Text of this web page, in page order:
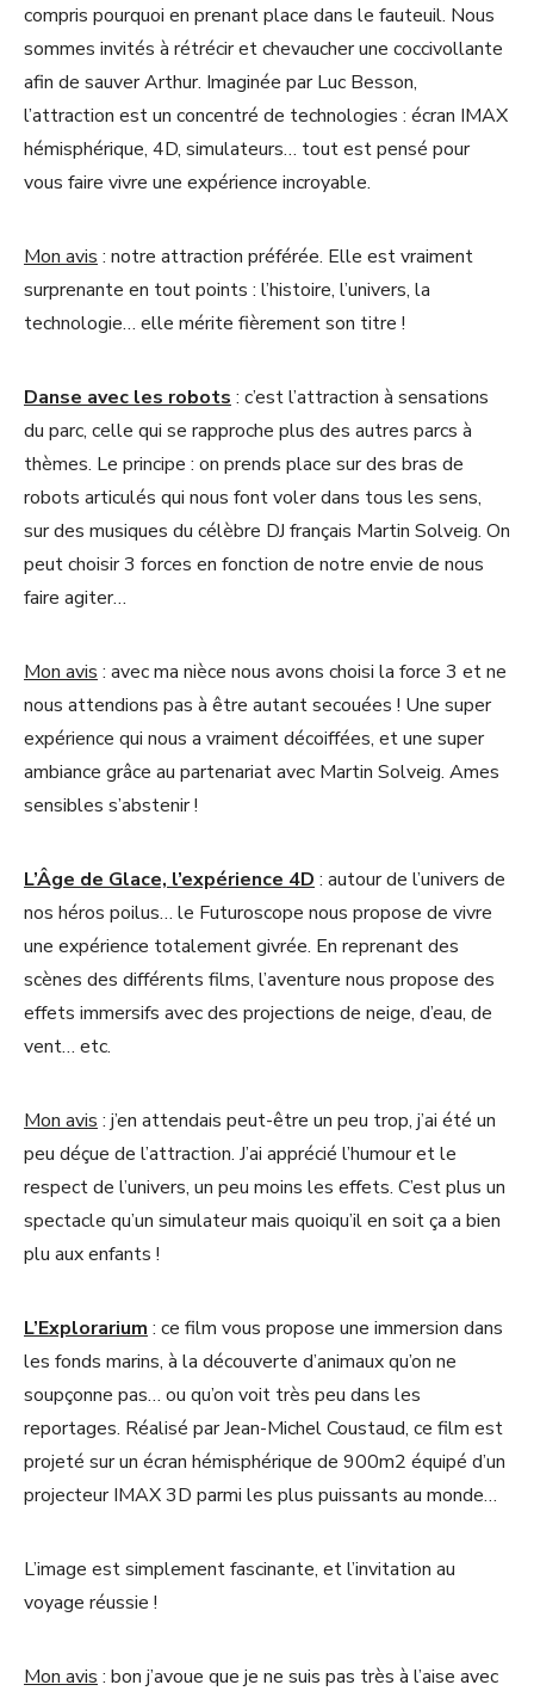
compris pourquoi en prenant place dans le fauteuil. Nous
sommes invités à rétrécir et chevaucher une coccivollante
afin de sauver Arthur. Imaginée par Luc Besson,
l’attraction est un concentré de technologies : écran IMAX
hémisphérique, 4D, simulateurs… tout est pensé pour
vous faire vivre une expérience incroyable.
Mon avis : notre attraction préférée. Elle est vraiment
surprenante en tout points : l’histoire, l’univers, la
technologie… elle mérite fièrement son titre !
Danse avec les robots : c’est l’attraction à sensations
du parc, celle qui se rapproche plus des autres parcs à
thèmes. Le principe : on prends place sur des bras de
robots articulés qui nous font voler dans tous les sens,
sur des musiques du célèbre DJ français Martin Solveig. On
peut choisir 3 forces en fonction de notre envie de nous
faire agiter…
Mon avis : avec ma nièce nous avons choisi la force 3 et ne
nous attendions pas à être autant secouées ! Une super
expérience qui nous a vraiment décoiffées, et une super
ambiance grâce au partenariat avec Martin Solveig. Ames
sensibles s’abstenir !
L’Âge de Glace, l’expérience 4D : autour de l’univers de
nos héros poilus… le Futuroscope nous propose de vivre
une expérience totalement givrée. En reprenant des
scènes des différents films, l’aventure nous propose des
effets immersifs avec des projections de neige, d’eau, de
vent… etc.
Mon avis : j’en attendais peut-être un peu trop, j’ai été un
peu déçue de l’attraction. J’ai apprécié l’humour et le
respect de l’univers, un peu moins les effets. C’est plus un
spectacle qu’un simulateur mais quoiqu’il en soit ça a bien
plu aux enfants !
L’Explorarium : ce film vous propose une immersion dans
les fonds marins, à la découverte d’animaux qu’on ne
soupçonne pas… ou qu’on voit très peu dans les
reportages. Réalisé par Jean-Michel Coustaud, ce film est
projeté sur un écran hémisphérique de 900m2 équipé d’un
projecteur IMAX 3D parmi les plus puissants au monde…
L’image est simplement fascinante, et l’invitation au
voyage réussie !
Mon avis : bon j’avoue que je ne suis pas très à l’aise avec